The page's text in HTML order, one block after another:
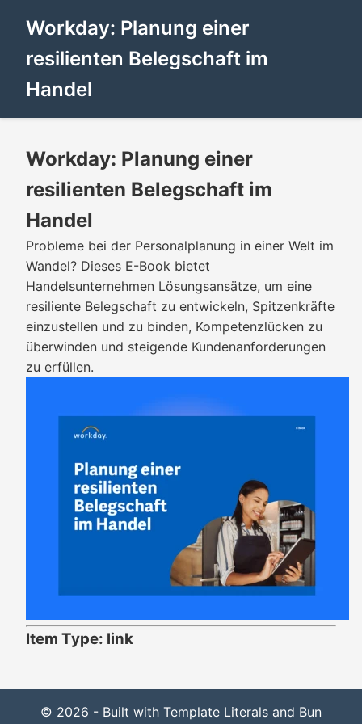
Workday: Planung einer
resilienten Belegschaft im
Handel
Workday: Planung einer
resilienten Belegschaft im
Handel
Probleme bei der Personalplanung in einer Welt im
Wandel? Dieses E-Book bietet
Handelsunternehmen Lösungsansätze, um eine
resiliente Belegschaft zu entwickeln, Spitzenkräfte
einzustellen und zu binden, Kompetenzlücken zu
überwinden und steigende Kundenanforderungen
zu erfüllen.
Item Type: link
© 2026 - Built with Template Literals and Bun